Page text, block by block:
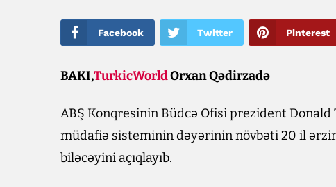
Facebook Twitter Pinterest
BAKI,TurkicWorldOrxan Qədirzadə
ABŞ Konqresinin Büdcə Ofisi prezident Donald
müdafiə sisteminin dəyərinin növbəti 20 il
biləcəyini açıqlayıb.